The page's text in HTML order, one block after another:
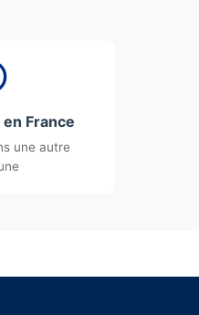
France
une autre